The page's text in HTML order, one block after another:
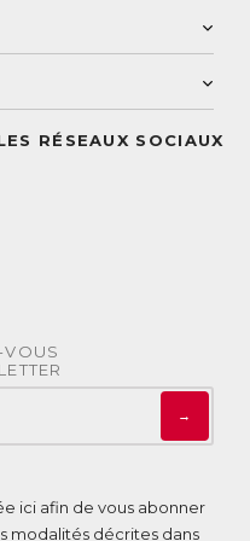
RÉSEAUX SOCIAUX
VOUS
→
ici afin de vous abonner
modalités décrites dans